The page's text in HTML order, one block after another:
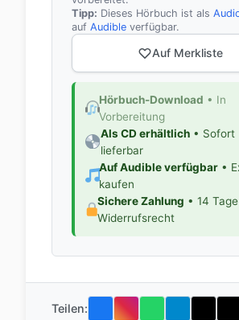
Tipp: Dieses Hörbuch ist als
auf Audible verfügbar.
Auf Merkliste
Hörbuch-Download • In
Vorbereitung
Als CD erhältlich• Sofort
lieferbar
Auf Audible verfügbar•
kaufen
Sichere Zahlung • 14 Tage
Widerrufsrecht
Teilen: